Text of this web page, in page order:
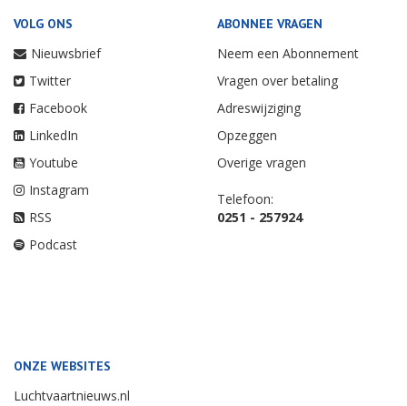
VOLG ONS
Nieuwsbrief
Twitter
Facebook
LinkedIn
Youtube
Instagram
RSS
Podcast
ABONNEE VRAGEN
Neem een Abonnement
Vragen over betaling
Adreswijziging
Opzeggen
Overige vragen
Telefoon:
0251 - 257924
ONZE WEBSITES
Luchtvaartnieuws.nl